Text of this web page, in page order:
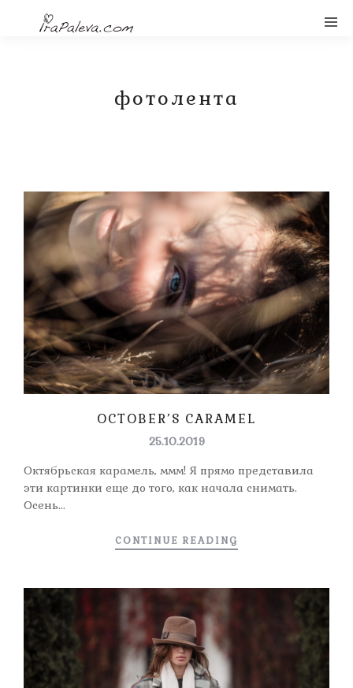
фотолента
OCTOBER’S CARAMEL
25.10.2019
Октябрьская карамель, ммм! Я прямо представила
эти картинки еще до того, как начала снимать.
Осень...
CONTINUE READING